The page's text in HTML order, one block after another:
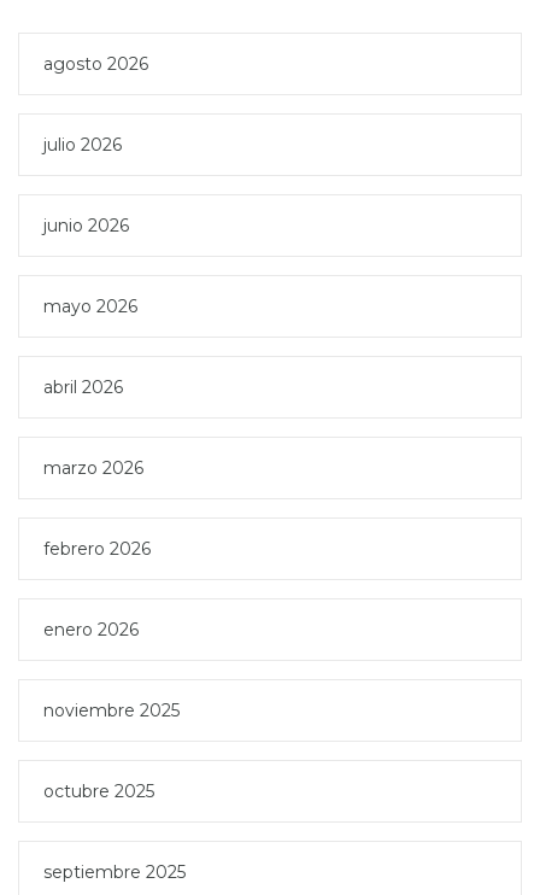
agosto 2026
julio 2026
junio 2026
mayo 2026
abril 2026
marzo 2026
febrero 2026
enero 2026
noviembre 2025
octubre 2025
septiembre 2025